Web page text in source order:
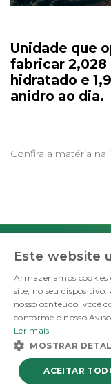
Unidade que
fabricar
hidratado e
anidro ao dia.
Confira a matéria na
©Copyright 2026 FS
Este website
Armazenamos cookies
site, no seu dispositivo.
nosso conteúdo, você
conforme o nosso
Ler mais
MOSTRAR
ACEITAR